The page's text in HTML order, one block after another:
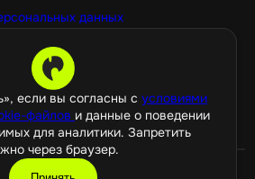
если вы согласны с условиями
файлов и данные о поведении
для аналитики. Запретить
через браузер.
данных
cookie